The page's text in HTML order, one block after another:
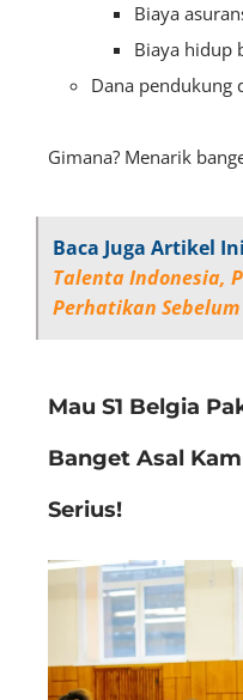
Biaya
Biaya hidup
Dana pendukung
Gimana? Menarik
Baca Juga Artikel
Talenta Indonesia,
Perhatikan
Mau S1 Belgia
Banget Asal
Serius!